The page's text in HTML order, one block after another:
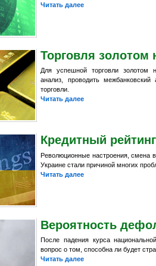
Читать далее
Торговля золотом
Для успешной торговли золотом
анализ, проводить межбанковский
торговли.
Читать далее
Кредитный
Революционные настроения, смена
Украине стали причиной многих
Читать далее
Вероятность
После падения курса
вопрос о том, способна ли будет
Читать далее